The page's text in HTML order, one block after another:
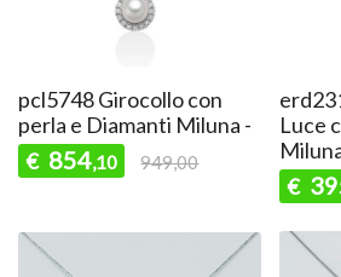
pcl5748 Girocollo con
perla e Diamanti Miluna -
€ 854,10 949,00
Luce
€